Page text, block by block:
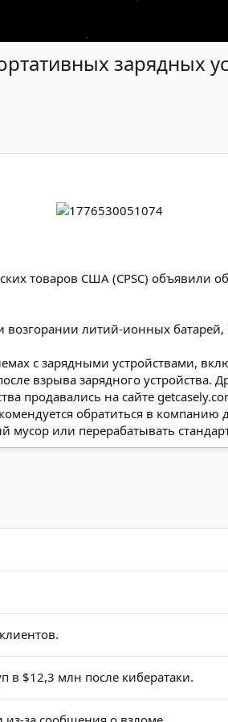
зарядных
товаров США (CPSC) объявили
литий-ионных
с зарядными устройствами,
взрыва зарядного устройства.
продавались на сайте
обратиться в компанию
или перерабатывать
в $12,3 млн после кибератаки.